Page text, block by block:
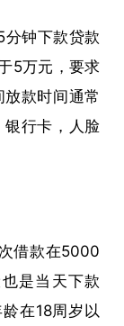
钟下款贷款
5万元，要求
款时间通常
银行卡，人脸
借款在5000
是当天下款
在18周岁以